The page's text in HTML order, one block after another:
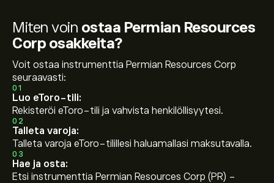
Miten voin ostaa Permian Resources
Corp osakkeita?
Voit ostaa instrumenttia Permian Resources Corp
seuraavasti:
01
Luo eToro-tili:
Rekisteröi eToro-tili ja vahvista henkilöllisyytesi.
02
Talleta varoja:
Talleta varoja eToro-tilillesi haluamallasi maksutavalla.
03
Hae ja osta:
Etsi instrumenttia Permian Resources Corp (PR) -